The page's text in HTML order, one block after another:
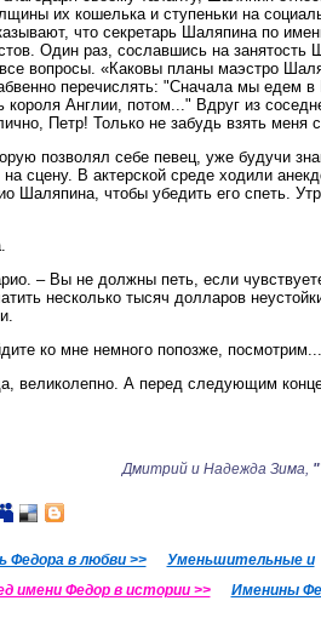
их кошелька и ступеньки на
что секретарь Шаляпина по
Один раз, сославшись на занятость
вопросы. «Каковы планы маэстро
перечислять: "Сначала мы едем
Англии, потом..." Вдруг из
Петр! Только не забудь взять меня
позволял себе певец, уже будучи
сцену. В актерской среде ходили
Шаляпина, чтобы убедить его спеть.
– Вы не должны петь, если
несколько тысяч долларов
ко мне немного попозже, посмотрим...
великолепно. А перед следующим
Дмитрий и Надежда Зима,
в любви >>
Уменьшительные и
имени Федор в истории >> Именины